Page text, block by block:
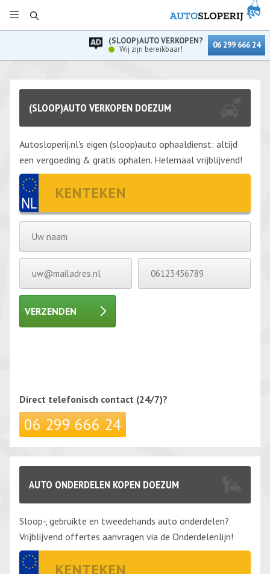
(SLOOP)AUTO VERKOPEN?
Wij zijn bereikbaar!
06 299 666 24
(SLOOP)AUTO VERKOPEN DOEZUM
Autosloperij.nl's eigen (sloop)auto ophaaldienst: altijd
een vergoeding & gratis ophalen. Helemaal vrijblijvend!
VERZENDEN
Direct telefonisch contact (24/7)?
06 299 666 24
AUTO ONDERDELEN KOPEN DOEZUM
Sloop-, gebruikte en tweedehands auto onderdelen?
Vrijblijvend offertes aanvragen via de Onderdelenlijn!